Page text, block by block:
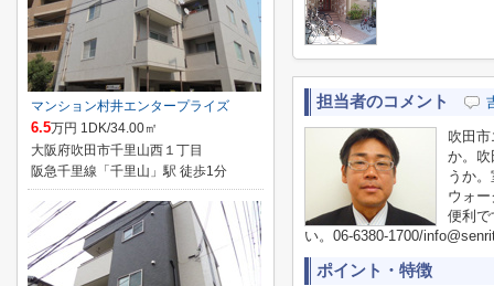
担当者のコメント
吹田
か。吹
うか
ウォ
便利で
い。06-6380-1700/
ポイント・特徴
マンション村井エンタープライズ
6.5万円 1DK/34.00㎡
大阪府吹田市千里山西１丁目
阪急千里線「千里山」駅 徒歩1分